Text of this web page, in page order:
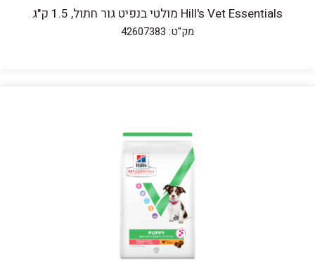
Hill's Vet Essentials מולטי בנפיט גור חתול, 1.5 ק"ג
מק"ט: 42607383